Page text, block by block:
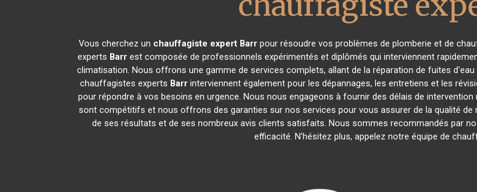
Vous cherchez un chauffagiste expert Barr pour résoudre vos problèmes de plomberie et de
experts Barr est composée de professionnels expérimentés et diplômés qui interviennent
climatisation. Nous offrons une gamme de services complets, allant de la réparation de fuites
chauffagistes experts Barrinterviennent également pour les dépannages, les entretiens et les
pour répondre à vos besoins en urgence. Nous nous engageons à fournir des délais de
sont compétitifs et nous offrons des garanties sur nos services pour vous assurer de la qualité
de ses résultats et de ses nombreux avis clients satisfaits. Nous sommes recommandés par
efficacité. N'hésitez plus, appelez notre équipe de